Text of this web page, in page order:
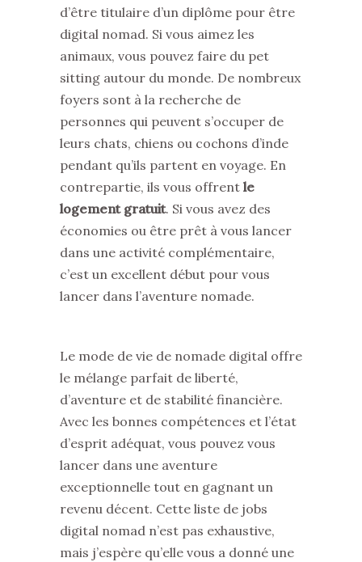
d’être titulaire d’un diplôme pour être
digital nomad. Si vous aimez les
animaux, vous pouvez faire du pet
sitting autour du monde. De nombreux
foyers sont à la recherche de
personnes qui peuvent s’occuper de
leurs chats, chiens ou cochons d’inde
pendant qu’ils partent en voyage. En
contrepartie, ils vous offrent le
logement gratuit. Si vous avez des
économies ou être prêt à vous lancer
dans une activité complémentaire,
c’est un excellent début pour vous
lancer dans l’aventure nomade.
Le mode de vie de nomade digital offre
le mélange parfait de liberté,
d’aventure et de stabilité financière.
Avec les bonnes compétences et l’état
d’esprit adéquat, vous pouvez vous
lancer dans une aventure
exceptionnelle tout en gagnant un
revenu décent. Cette liste de jobs
digital nomad n’est pas exhaustive,
mais j’espère qu’elle vous a donné une